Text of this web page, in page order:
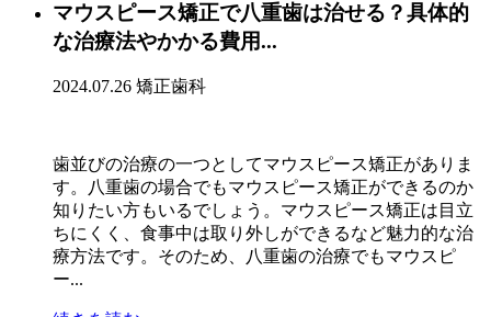
マウスピース矯正で八重歯は治せる？具体的
な治療法やかかる費用...
2024.07.26 矯正歯科
歯並びの治療の一つとしてマウスピース矯正がありま
す。八重歯の場合でもマウスピース矯正ができるのか
知りたい方もいるでしょう。マウスピース矯正は目立
ちにくく、食事中は取り外しができるなど魅力的な治
療方法です。そのため、八重歯の治療でもマウスピ
ー...